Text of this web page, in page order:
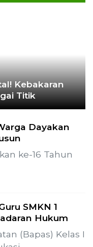
Kebakaran
Titik
Dayakan
ke-16 Tahun
SMKN 1
Hukum
(Bapas) Kelas I